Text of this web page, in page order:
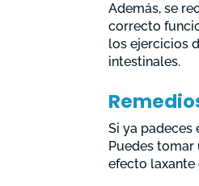
Además, se
correcto
los ejercicios
intestinales.
Si ya
Puedes
efecto laxante